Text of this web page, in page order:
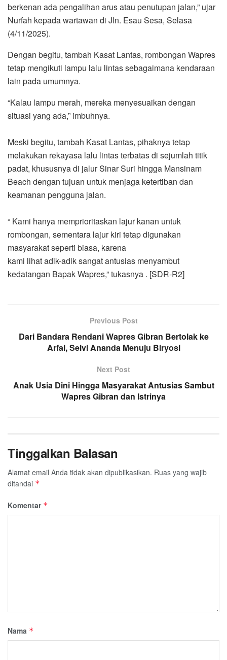
berkenan ada pengalihan arus atau penutupan jalan,” ujar
Nurfah kepada wartawan di Jln. Esau Sesa, Selasa
(4/11/2025).
Dengan begitu, tambah Kasat Lantas, rombongan Wapres
tetap mengikuti lampu lalu lintas sebagaimana kendaraan
lain pada umumnya.
“Kalau lampu merah, mereka menyesuaikan dengan
situasi yang ada,” imbuhnya.
‎Meski begitu, tambah Kasat Lantas, pihaknya tetap
melakukan rekayasa lalu lintas terbatas di sejumlah titik
padat, khususnya di jalur Sinar Suri hingga Mansinam
Beach dengan tujuan untuk menjaga ketertiban dan
keamanan pengguna jalan.
‎“ Kami hanya memprioritaskan lajur kanan untuk
rombongan, sementara lajur kiri tetap digunakan
masyarakat seperti biasa, karena
‎kami lihat adik-adik sangat antusias menyambut
kedatangan Bapak Wapres,” tukasnya . [SDR-R2]
Previous Post
Dari Bandara Rendani Wapres Gibran Bertolak ke
Arfai, Selvi Ananda Menuju Biryosi
Next Post
Anak Usia Dini Hingga Masyarakat Antusias Sambut
Wapres Gibran dan Istrinya
Tinggalkan Balasan
Alamat email Anda tidak akan dipublikasikan. Ruas yang wajib
ditandai *
Komentar *
Nama *